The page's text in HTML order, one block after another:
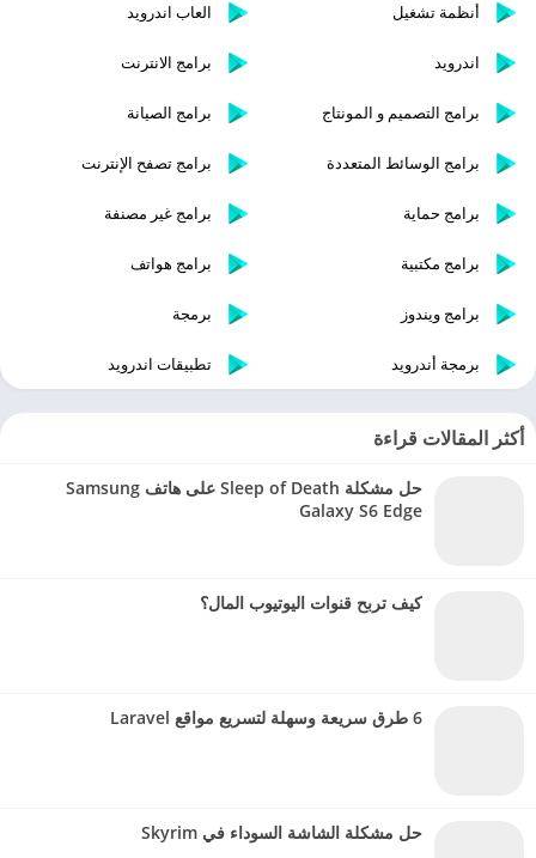
أنظمة تشغيل العاب اندرويد
اندرويد برامج الانترنت
برامج التصميم و المونتاج برامج الصيانة
برامج الوسائط المتعددة برامج تصفح الإنترنت
برامج حماية برامج غير مصنفة
برامج مكتبية برامج هواتف
برامج ويندوز برمجة
برمجة أندرويد تطبيقات اندرويد
أكثر المقالات قراءة
حل مشكلة Sleep of Death على هاتف Samsung
Galaxy S6 Edge
كيف تربح قنوات اليوتيوب المال؟
6 طرق سريعة وسهلة لتسريع مواقع Laravel
حل مشكلة الشاشة السوداء في Skyrim